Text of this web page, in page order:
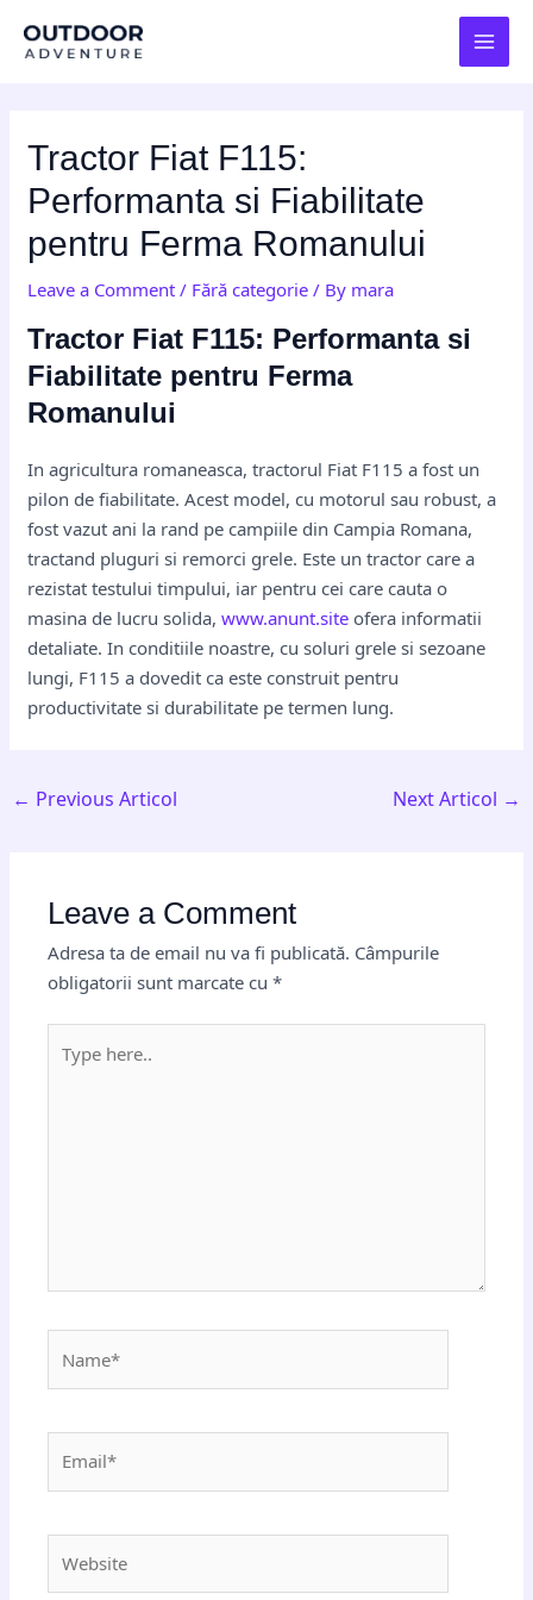
Tractor Fiat F115:
Performanta si Fiabilitate
pentru Ferma Romanului
Leave a Comment / Fără categorie / By mara
Tractor Fiat F115: Performanta si
Fiabilitate pentru Ferma
Romanului
In agricultura romaneasca, tractorul Fiat F115 a fost un
pilon de fiabilitate. Acest model, cu motorul sau robust, a
fost vazut ani la rand pe campiile din Campia Romana,
tractand pluguri si remorci grele. Este un tractor care a
rezistat testului timpului, iar pentru cei care cauta o
masina de lucru solida,www.anunt.site ofera informatii
detaliate. In conditiile noastre, cu soluri grele si sezoane
lungi, F115 a dovedit ca este construit pentru
productivitate si durabilitate pe termen lung.
navigation
← Previous Articol Next Articol →
Leave a Comment
Adresa ta de email nu va fi publicată. Câmpurile
obligatorii sunt marcate cu*
here..